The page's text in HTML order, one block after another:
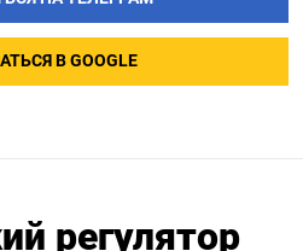
В GOOGLE
регулятор